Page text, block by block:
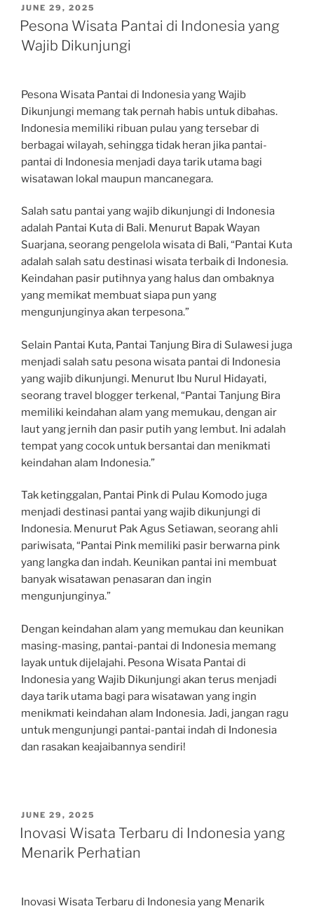
POSTED
ON
JUNE 29, 2025
Pesona Wisata Pantai di Indonesia yang
Wajib Dikunjungi
Pesona Wisata Pantai di Indonesia yang Wajib
Dikunjungi memang tak pernah habis untuk dibahas.
Indonesia memiliki ribuan pulau yang tersebar di
berbagai wilayah, sehingga tidak heran jika pantai-
pantai di Indonesia menjadi daya tarik utama bagi
wisatawan lokal maupun mancanegara.
Salah satu pantai yang wajib dikunjungi di Indonesia
adalah Pantai Kuta di Bali. Menurut Bapak Wayan
Suarjana, seorang pengelola wisata di Bali, “Pantai Kuta
adalah salah satu destinasi wisata terbaik di Indonesia.
Keindahan pasir putihnya yang halus dan ombaknya
yang memikat membuat siapa pun yang
mengunjunginya akan terpesona.”
Selain Pantai Kuta, Pantai Tanjung Bira di Sulawesi juga
menjadi salah satu pesona wisata pantai di Indonesia
yang wajib dikunjungi. Menurut Ibu Nurul Hidayati,
seorang travel blogger terkenal, “Pantai Tanjung Bira
memiliki keindahan alam yang memukau, dengan air
laut yang jernih dan pasir putih yang lembut. Ini adalah
tempat yang cocok untuk bersantai dan menikmati
keindahan alam Indonesia.”
Tak ketinggalan, Pantai Pink di Pulau Komodo juga
menjadi destinasi pantai yang wajib dikunjungi di
Indonesia. Menurut Pak Agus Setiawan, seorang ahli
pariwisata, “Pantai Pink memiliki pasir berwarna pink
yang langka dan indah. Keunikan pantai ini membuat
banyak wisatawan penasaran dan ingin
mengunjunginya.”
Dengan keindahan alam yang memukau dan keunikan
masing-masing, pantai-pantai di Indonesia memang
layak untuk dijelajahi. Pesona Wisata Pantai di
Indonesia yang Wajib Dikunjungi akan terus menjadi
daya tarik utama bagi para wisatawan yang ingin
menikmati keindahan alam Indonesia. Jadi, jangan ragu
untuk mengunjungi pantai-pantai indah di Indonesia
dan rasakan keajaibannya sendiri!
POSTED
ON
JUNE 29, 2025
Inovasi Wisata Terbaru di Indonesia yang
Menarik Perhatian
Inovasi Wisata Terbaru di Indonesia yang Menarik